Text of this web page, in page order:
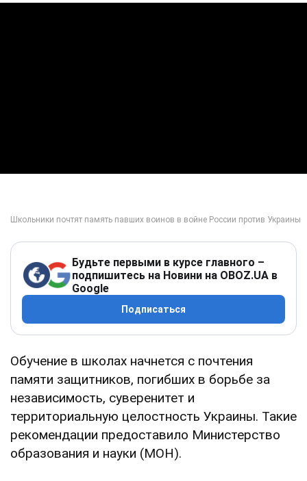
Будьте первыми в курсе главного –
подпишитесь на Новини на OBOZ.UA в
Google
Подписаться
Обучение в школах начнется с почтения
памяти защитников, погибших в борьбе за
независимость, суверенитет и
территориальную целостность Украины. Такие
рекомендации предоставило Министерство
образования и науки (МОН).